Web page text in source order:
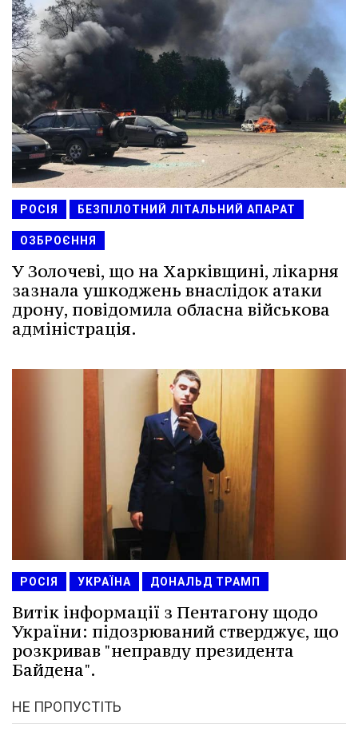
РОСІЯ БЕЗПІЛОТНИЙ ЛІТАЛЬНИЙ АПАРАТ
ОЗБРОЄННЯ
У Золочеві, що на Харківщині, лікарня
зазнала ушкоджень внаслідок атаки
дрону, повідомила обласна військова
адміністрація.
РОСІЯ УКРАЇНА ДОНАЛЬД ТРАМП
Витік інформації з Пентагону щодо
України: підозрюваний стверджує, що
розкривав "неправду президента
Байдена".
НЕ ПРОПУСТІТЬ